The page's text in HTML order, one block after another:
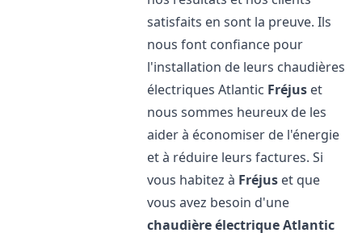
satisfaits en sont la preuve. Ils
nous font confiance pour
l'installation de leurs chaudières
électriques Atlantic Fréjus et
nous sommes heureux de les
aider à économiser de l'énergie
et à réduire leurs factures. Si
vous habitez à Fréjus et que
vous avez besoin d'une
chaudière électrique Atlantic